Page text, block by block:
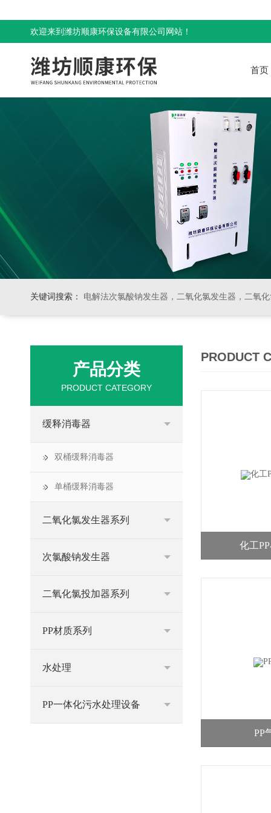
欢迎来到潍坊顺康环保设备有限公司网站！
首页
关键词搜索： 电解法次氯酸钠发生器，二氧化氯发生器，二氧化氯投加器，缓释消毒器
产品分类
PRODUCT CATEGORY
缓释消毒器
双桶缓释消毒器
单桶缓释消毒器
二氧化氯发生器系列
次氯酸钠发生器
二氧化氯投加器系列
PP材质系列
水处理
PP一体化污水处理设备
PRODUCT
化工
PP